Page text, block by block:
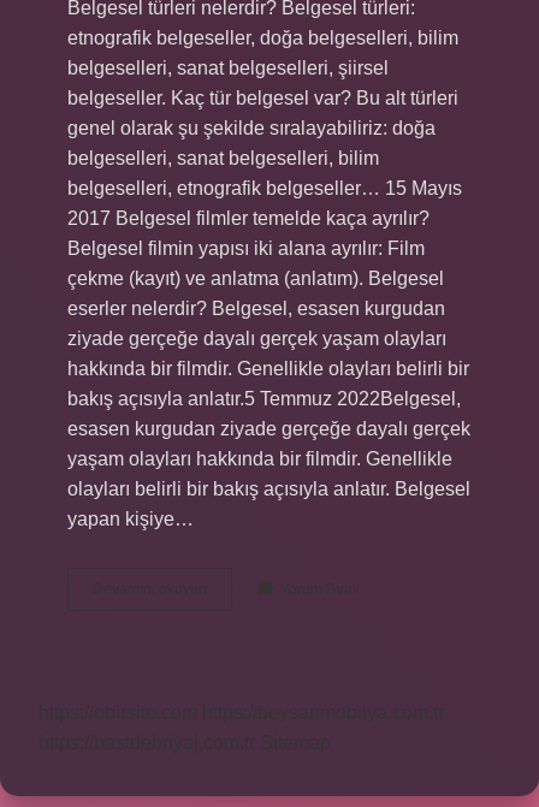
Belgesel türleri nelerdir? Belgesel türleri:
etnografik belgeseller, doğa belgeselleri, bilim
belgeselleri, sanat belgeselleri, şiirsel
belgeseller. Kaç tür belgesel var? Bu alt türleri
genel olarak şu şekilde sıralayabiliriz: doğa
belgeselleri, sanat belgeselleri, bilim
belgeselleri, etnografik belgeseller… 15 Mayıs
2017 Belgesel filmler temelde kaça ayrılır?
Belgesel filmin yapısı iki alana ayrılır: Film
çekme (kayıt) ve anlatma (anlatım). Belgesel
eserler nelerdir? Belgesel, esasen kurgudan
ziyade gerçeğe dayalı gerçek yaşam olayları
hakkında bir filmdir. Genellikle olayları belirli bir
bakış açısıyla anlatır.5 Temmuz 2022Belgesel,
esasen kurgudan ziyade gerçeğe dayalı gerçek
yaşam olayları hakkında bir filmdir. Genellikle
olayları belirli bir bakış açısıyla anlatır. Belgesel
yapan kişiye…
Devamını okuyun
Çeşit
Yorum Bırak
https://obirsite.com
https://beysanmobilya.com.tr
https://bastdebriyaj.com.tr Sitemap